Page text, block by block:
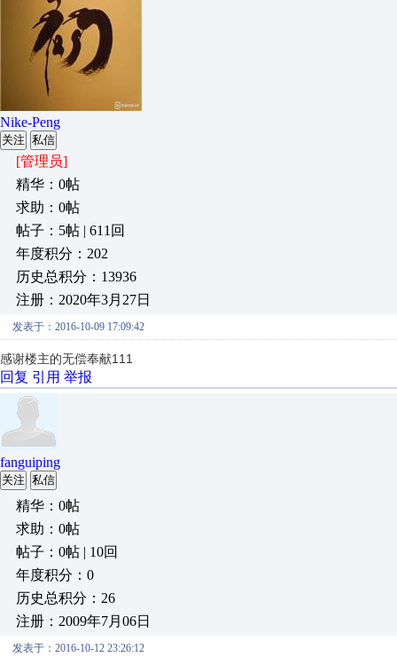
Nike-Peng
关注 私信
[管理员]
精华：0帖
求助：0帖
帖子：5帖 | 611回
年度积分：202
历史总积分：13936
注册：2020年3月27日
发表于：2016-10-09 17:09:42
感谢楼主的无偿奉献111
回复 引用 举报
fanguiping
关注 私信
精华：0帖
求助：0帖
帖子：0帖 | 10回
年度积分：0
历史总积分：26
注册：2009年7月06日
发表于：2016-10-12 23:26:12